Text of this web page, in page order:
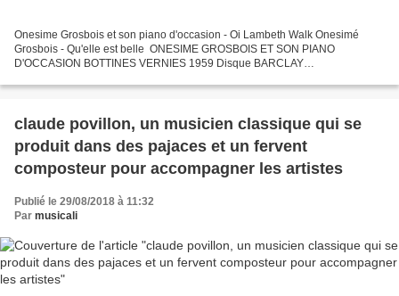
Onesime Grosbois et son piano d'occasion - Oi Lambeth Walk Onesimé
Grosbois - Qu'elle est belle ONESIME GROSBOIS ET SON PIANO
D'OCCASION BOTTINES VERNIES 1959 Disque BARCLAY
SAS La...
claude povillon, un musicien classique qui se
produit dans des pajaces et un fervent
composteur pour accompagner les artistes
Publié le 29/08/2018 à 11:32
Par musicali